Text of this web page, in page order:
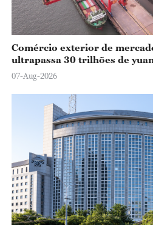
Comércio exterior de
ultrapassa 30 trilhões de
07-Aug-2026